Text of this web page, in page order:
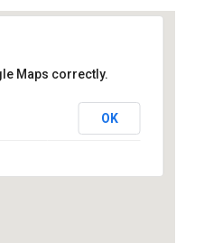
Maps correctly.
OK